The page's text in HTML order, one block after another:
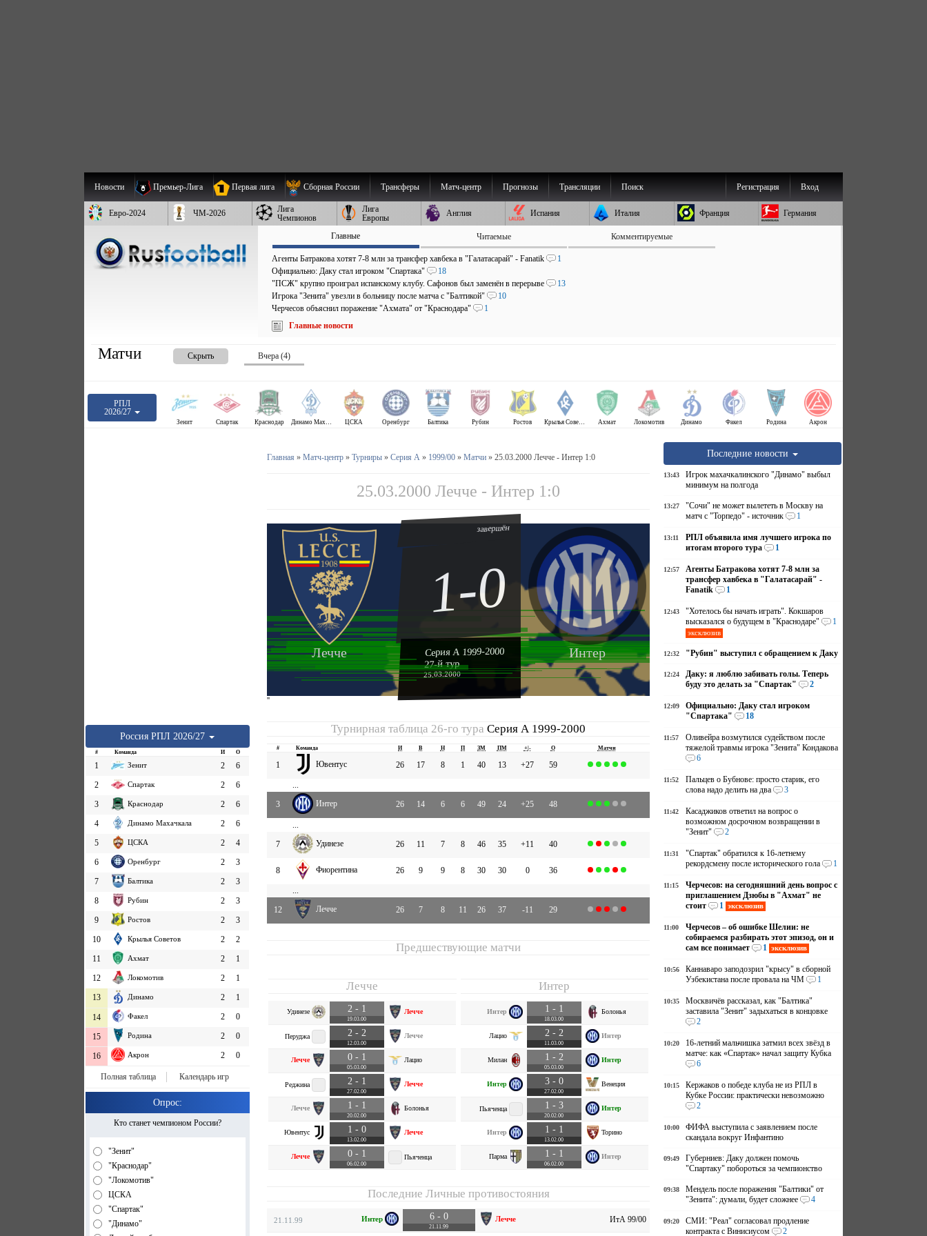
Новости Премьер-Лига Первая лига Сборная России Трансферы Матч-центр Прогнозы Трансляции Поиск Вход
Регистрация
Евро-2024 ЧМ-2026
Лига
Чемпионов
Лига
Европы
Англия Испания Италия Франция Германия
Главные Читаемые Комментируемые
Агенты Батракова хотят 7-8 млн за трансфер хавбека в "Галатасарай" - Fanatik
1
Официально: Даку стал игроком "Спартака"
18
"ПСЖ" крупно проиграл испанскому клубу. Сафонов был заменён в перерыве
13
Игрока "Зенита" увезли в больницу после матча с "Балтикой"
10
Черчесов объяснил поражение "Ахмата" от "Краснодара"
1
Главные новости
Матчи Скрыть Вчера (4)
РПЛ
2026/27
Зенит Спартак Краснодар Динамо Махачкала ЦСКА Оренбург Балтика Рубин Ростов Крылья Советов Ахмат Локомотив Динамо Факел Родина Акрон
Россия РПЛ 2026/27
# Команда И О
1 Зенит 2
6
2
Спартак 2
6
3
Краснодар 2
6
4
Динамо Махачкала 2
6
5
ЦСКА 2
4
6
Оренбург 2
3
7
Балтика 2
3
8
Рубин 2
3
9
Ростов 2
3
10
Крылья Советов 2
2
11
Ахмат 2
1
12
Локомотив 2
1
13
Динамо 2 1
14 Факел 2 0
15 Родина 2 0
16 Акрон 2 0
Полная таблица Календарь игр
Опрос:
Кто станет чемпионом России?
"Зенит"
"Краснодар"
"Локомотив"
ЦСКА
"Спартак"
"Динамо"
Главная » Матч-центр» Турниры» Серия А» 1999/00» Матчи» 25.03.2000 Лечче - Интер 1:0
25.03.2000 Лечче - Интер 1:0
Лечче Интер
завершён
1-0
Серия А 1999-2000
27-й тур
25.03.2000
''
Турнирная таблица 26-го тураСерия А 1999-2000
# Команда И В Н П ЗМ ПМ +|- О Матчи
1 Ювентус 26 17 8 1 40 13 +27 59
...
3
Интер 26 14 6 6 49 24 +25 48
...
7
Удинезе 26 11 7 8 46 35 +11 40
8 Фиорентина 26 9 9 8 30 30 0 36
...
12
Лечче 26 7 8 11 26 37 -11 29
Предшествующие матчи
Лечче
Удинезе 2 - 1
19.03.00
Лечче
Перуджа 2 - 2
12.03.00
Лечче
Лечче 0 - 1
05.03.00
Лацио
Реджина 2 - 1
27.02.00
Лечче
Лечче 1 - 1
20.02.00
Болонья
Ювентус 1 - 0
13.02.00
Лечче
Лечче 0 - 1
06.02.00
Пьяченца
Интер
Интер 1 - 1
18.03.00
Болонья
Лацио 2 - 2
11.03.00
Интер
Милан 1 - 2
05.03.00
Интер
Интер 3 - 0
27.02.00
Венеция
Пьяченца 1 - 3
20.02.00
Интер
Интер 1 - 1
13.02.00
Торино
Парма 1 - 1
06.02.00
Интер
Последние Личные противостояния
21.11.99 Интер 6 - 0
21.11.99
Лечче ИтА 99/00
Последние новости
13:43
Игрок махачкалинского "Динамо" выбыл
минимум на полгода
13:27
"Сочи" не может вылететь в Москву на
матч с "Торпедо" - источник
1
13:11
РПЛ объявила имя лучшего игрока по
итогам второго тура
1
12:57
Агенты Батракова хотят 7-8 млн за
трансфер хавбека в "Галатасарай" -
Fanatik
1
12:43
"Хотелось бы начать играть". Кокшаров
высказался о будущем в "Краснодаре"
1
эксклюзив
12:32 "Рубин" выступил с обращением к Даку
12:24
Даку: я люблю забивать голы. Теперь
буду это делать за "Спартак"
2
12:09
Официально: Даку стал игроком
"Спартака"
18
11:57
Оливейра возмутился судейством после
тяжелой травмы игрока "Зенита" Кондакова
6
11:52
Пальцев о Бубнове: просто старик, его
слова надо делить на два
3
11:42
Касаджиков ответил на вопрос о
возможном досрочном возвращении в
"Зенит"
2
11:31
"Спартак" обратился к 16-летнему
рекордсмену после исторического гола
1
11:15
Черчесов: на сегодняшний день вопрос с
приглашением Дзюбы в "Ахмат" не
стоит
1 эксклюзив
11:00
Черчесов – об ошибке Шелии: не
собираемся разбирать этот эпизод, он и
сам все понимает
1 эксклюзив
10:56
Каннаваро заподозрил "крысу" в сборной
Узбекистана после провала на ЧМ
1
10:35
Москвичёв рассказал, как "Балтика"
заставила "Зенит" задыхаться в концовке
2
10:20
16-летний мальчишка затмил всех звёзд в
матче: как «Спартак» начал защиту Кубка
6
10:15
Кержаков о победе клуба не из РПЛ в
Кубке России: практически невозможно
2
10:00
ФИФА выступила с заявлением после
скандала вокруг Инфантино
09:49
Губерниев: Даку должен помочь
"Спартаку" побороться за чемпионство
09:38
Мендель после поражения "Балтики" от
"Зенита": думали, будет сложнее
4
09:20
СМИ: "Реал" согласовал продление
контракта с Винисиусом
2